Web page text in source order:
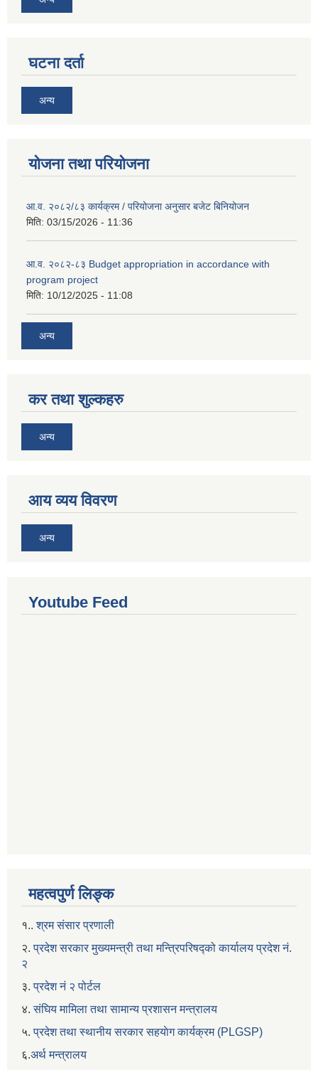
घटना दर्ता
अन्य
योजना तथा परियोजना
आ.व. २०८२/८३ कार्यक्रम / परियोजना अनुसार बजेट बिनियोजन
मिति: 03/15/2026 - 11:36
आ.व. २०८२-८३ Budget appropriation in accordance with
program project
मिति: 10/12/2025 - 11:08
अन्य
कर तथा शुल्कहरु
अन्य
आय व्यय विवरण
अन्य
Youtube Feed
महत्वपुर्ण लिङ्क
१..श्रम संसार प्रणाली
२. प्रदेश सरकार मुख्यमन्त्री तथा मन्त्रिपरिषद्को कार्यालय प्रदेश नं.
२
३.प्रदेश नं २ पोर्टल
४.संघिय मामिला तथा सामान्य प्रशासन मन्त्रालय
५.प्रदेश तथा स्थानीय सरकार सहयाेग कार्यक्रम (PLGSP)
६.अर्थ मन्त्रालय